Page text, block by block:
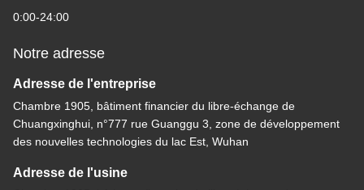
0:00-24:00
Notre adresse
Adresse de l'entreprise
Chambre 1905, bâtiment financier du libre-échange de
Chuangxinghui, n°777 rue Guanggu 3, zone de développement
des nouvelles technologies du lac Est, Wuhan
Adresse de l'usine